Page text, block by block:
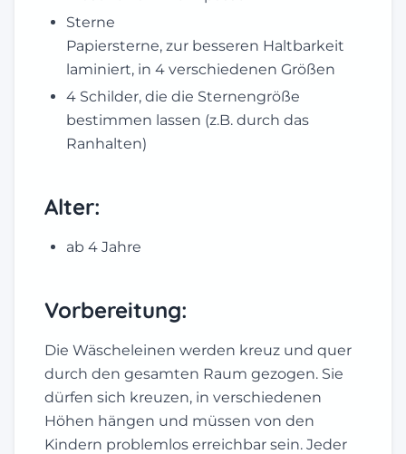
Sterne
Papiersterne, zur besseren Haltbarkeit
laminiert, in 4 verschiedenen Größen
4 Schilder, die die Sternengröße
bestimmen lassen (z.B. durch das
Ranhalten)
Alter:
ab 4 Jahre
Vorbereitung:
Die Wäscheleinen werden kreuz und quer
durch den gesamten Raum gezogen. Sie
dürfen sich kreuzen, in verschiedenen
Höhen hängen und müssen von den
Kindern problemlos erreichbar sein. Jeder